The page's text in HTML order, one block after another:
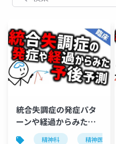
統合失調症の発症パタ
ーンや経過からみた予
後予測精神科 精神医学